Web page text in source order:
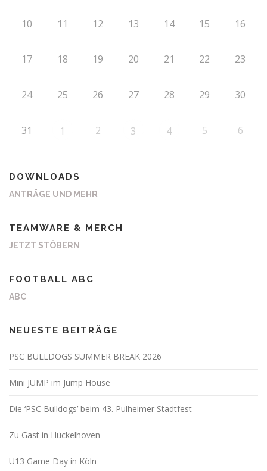
10 11 12 13 14 15 16
17 18 19 20 21 22 23
24 25 26 27 28 29 30
31 1 2 3 4 5 6
DOWNLOADS
ANTRÄGE UND MEHR
TEAMWARE & MERCH
JETZT STÖBERN
FOOTBALL ABC
ABC
NEUESTE BEITRÄGE
PSC BULLDOGS SUMMER BREAK 2026
Mini JUMP im Jump House
Die ‘PSC Bulldogs’ beim 43. Pulheimer Stadtfest
Zu Gast in Hückelhoven
U13 Game Day in Köln